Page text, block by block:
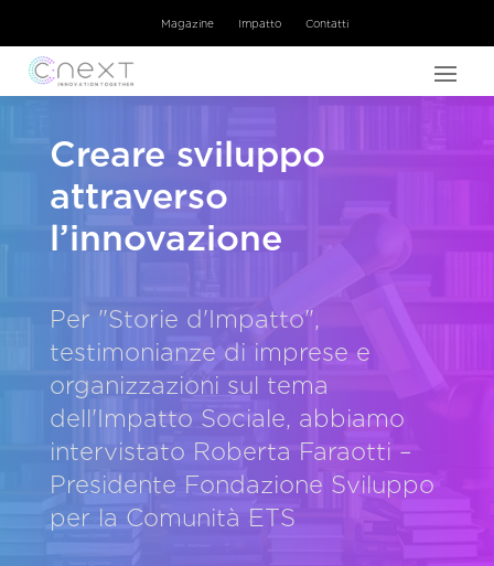
Magazine Impatto Contatti
Creare sviluppo
attraverso
l’innovazione
Per "Storie d'Impatto",
testimonianze di imprese e
organizzazioni sul tema
dell'Impatto Sociale, abbiamo
intervistato Roberta Faraotti –
Presidente Fondazione Sviluppo
per la Comunità ETS